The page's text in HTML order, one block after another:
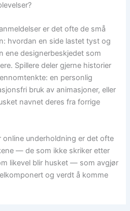
er det ofte de små
hvordan en side lastet tyst og
ene designerbeskjedet som
Spillere deler gjerne historier
en personlig
bruk av animasjoner, eller
navnet deres fra forrige
online underholdning er det ofte
— de som ikke skriker etter
likevel blir husket — som avgjør
og verdt å komme